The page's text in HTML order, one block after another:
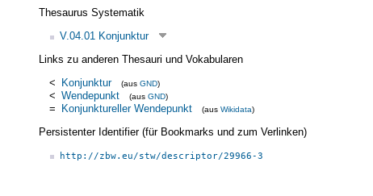
Thesaurus Systematik
V.04.01 Konjunktur
Links zu anderen Thesauri und Vokabularen
< Konjunktur (aus GND)
< Wendepunkt (aus GND)
= Konjunktureller Wendepunkt (aus Wikidata)
Persistenter Identifier (für Bookmarks und zum Verlinken)
http://zbw.eu/stw/descriptor/29966-3